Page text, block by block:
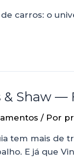
carros: o
& Shaw
/ Por
tem mais de
E já que